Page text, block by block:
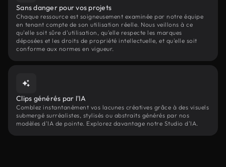
Sans danger pour vos projets
Chaque ressource est soigneusement examinée par notre équipe
en tenant compte de son utilisation réelle. Nous veillons à ce
qu'elle soit sûre d'utilisation, qu'elle respecte les marques
déposées et les droits de propriété intellectuelle, et qu'elle soit
conforme aux normes en vigueur.
Clips générés par l'IA
Comblez instantanément vos lacunes créatives grâce à des visuels
submergé surréalistes, stylisés ou abstraits générés par nos
modèles d'IA de pointe. Explorez davantage notre Studio d'IA.